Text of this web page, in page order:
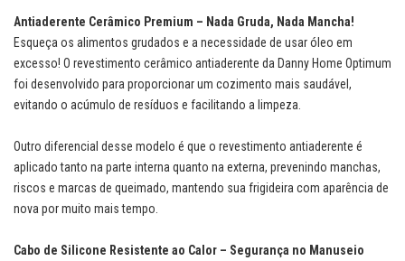
Antiaderente Cerâmico Premium – Nada Gruda, Nada Mancha!
Esqueça os alimentos grudados e a necessidade de usar óleo em
excesso! O revestimento cerâmico antiaderente da Danny Home Optimum
foi desenvolvido para proporcionar um cozimento mais saudável,
evitando o acúmulo de resíduos e facilitando a limpeza.
Outro diferencial desse modelo é que o revestimento antiaderente é
aplicado tanto na parte interna quanto na externa, prevenindo manchas,
riscos e marcas de queimado, mantendo sua frigideira com aparência de
nova por muito mais tempo.
Cabo de Silicone Resistente ao Calor – Segurança no Manuseio